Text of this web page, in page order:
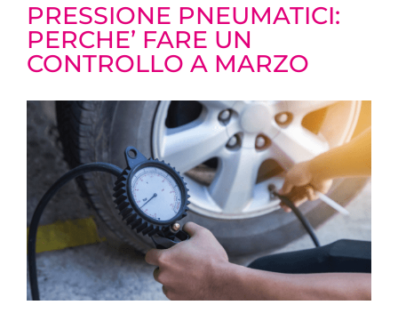
PRESSIONE PNEUMATICI:
PERCHE’ FARE UN
CONTROLLO A MARZO